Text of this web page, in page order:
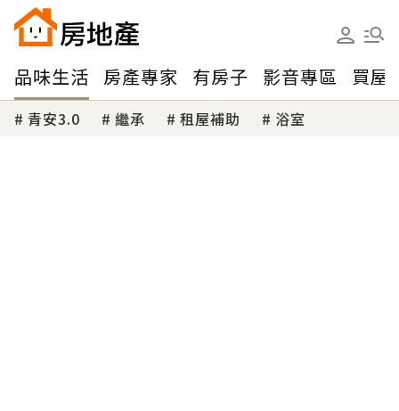
品味生活 房產專家 有房子 影音專區 買屋
青安3.0 繼承 租屋補助 浴室